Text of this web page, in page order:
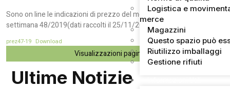
Logistica e
merce
Magazzini
Questo spazio può
Riutilizzo imballaggi
Gestione rifiuti
Sono on line le indicazioni di prezzo del mercato di Brescia della
settimana 48/2019(dati raccolti il 25/11/2019).
prez47-19 Download
Visualizzazioni pagina: 78
Ultime Notizie